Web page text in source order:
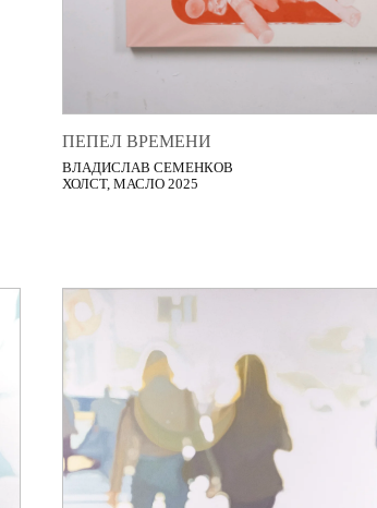
ПЕПЕЛ ВРЕМЕНИ
ВЛАДИСЛАВ СЕМЕНКОВ
ХОЛСТ, МАСЛО 2025